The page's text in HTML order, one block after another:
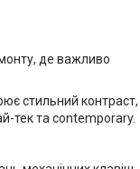
де важливо
стильний контраст,
тек та contemporary.